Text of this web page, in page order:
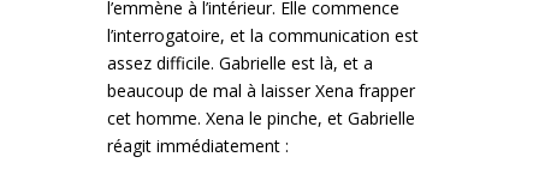
l’emmène à l’intérieur. Elle commence
l’interrogatoire, et la communication est
assez difficile. Gabrielle est là, et a
beaucoup de mal à laisser Xena frapper
cet homme. Xena le pinche, et Gabrielle
réagit immédiatement :